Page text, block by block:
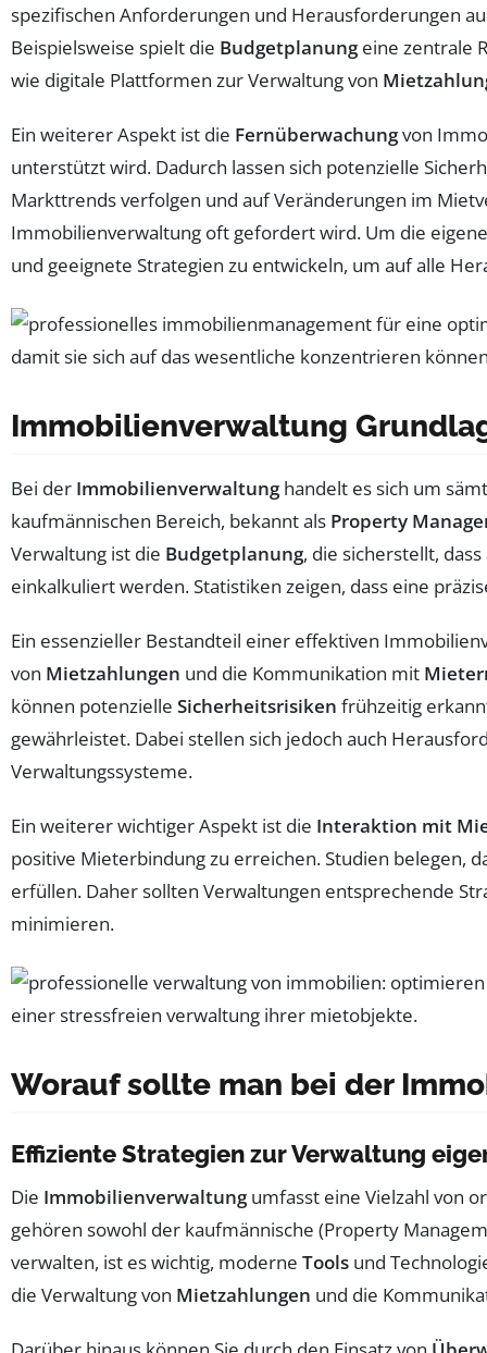
spezifischen Anforderungen und Herausforderungen
Beispielsweise spielt die Budgetplanungeine zentrale
wie digitale Plattformen zur Verwaltung von
Ein weiterer Aspekt ist die Fernüberwachungvon
unterstützt wird. Dadurch lassen sich potenzielle
Markttrends verfolgen und auf Veränderungen im
Immobilienverwaltung oft gefordert wird. Um die
und geeignete Strategien zu entwickeln, um auf alle
Immobilienverwaltung
Bei der Immobilienverwaltunghandelt es sich um
kaufmännischen Bereich, bekannt als Property
Verwaltung ist die Budgetplanung, die sicherstellt,
einkalkuliert werden. Statistiken zeigen, dass eine
Ein essenzieller Bestandteil einer effektiven
von Mietzahlungen und die Kommunikation mit
können potenzielle Sicherheitsrisiken frühzeitig
gewährleistet. Dabei stellen sich jedoch auch
Verwaltungssysteme.
Ein weiterer wichtiger Aspekt ist die Interaktion mit
positive Mieterbindung zu erreichen. Studien belegen,
erfüllen. Daher sollten Verwaltungen entsprechende
minimieren.
Worauf sollte man bei der
Effiziente Strategien zur Verwaltung
Die Immobilienverwaltungumfasst eine Vielzahl von
gehören sowohl der kaufmännische (Property
verwalten, ist es wichtig, moderne Tools und
die Verwaltung von Mietzahlungen und die